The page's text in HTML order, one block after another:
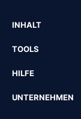
INHALT
TOOLS
HILFE
UNTERNEHMEN